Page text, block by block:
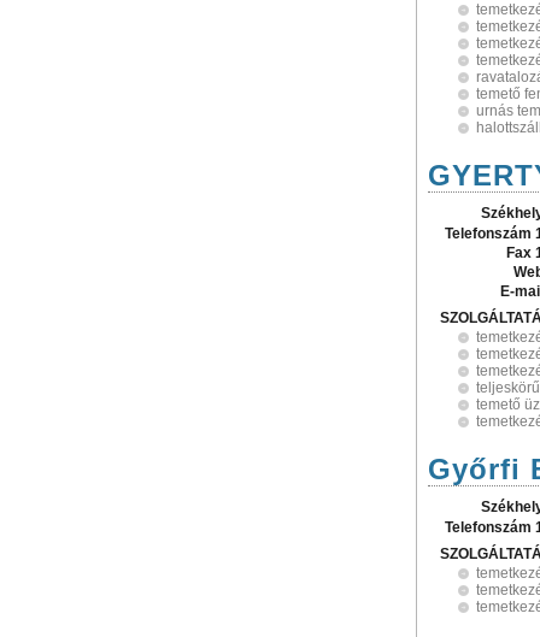
temető
urnás
Telefonszám
Fax
E-
temető
Győrfi
Telefonszám